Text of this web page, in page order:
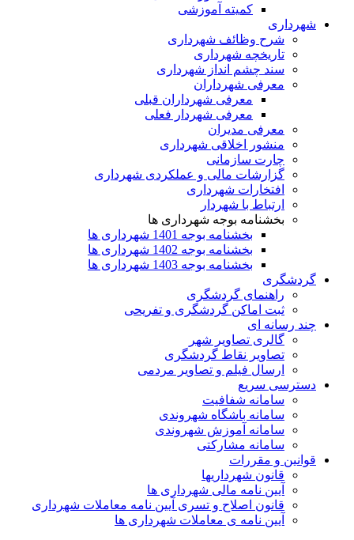
کمیته آموزشی
شهرداری
شرح وظائف شهرداری
تاریخچه شهرداری
سند چشم انداز شهرداری
معرفی شهرداران
معرفی شهرداران قبلی
معرفی شهردار فعلی
معرفی مدیران
منشور اخلاقی شهرداری
چارت سازمانی
گزارشات مالی و عملکردی شهرداری
افتخارات شهرداری
ارتباط با شهردار
بخشنامه بوجه شهرداری ها
بخشنامه بوجه 1401 شهرداری ها
بخشنامه بوجه 1402 شهرداری ها
بخشنامه بوجه 1403 شهرداری ها
گردشگری
راهنمای گردشگری
ثبت اماکن گردشگری و تفریحی
چند رسانه ای
گالری تصاویر شهر
تصاویر نقاط گردشگری
ارسال فیلم و تصاویر مردمی
دسترسی سریع
سامانه شفافیت
سامانه باشگاه شهروندی
سامانه آموزش شهروندی
سامانه مشارکتی
قوانین و مقررات
قانون شهرداریها
آیین نامه مالی شهرداری ها
قانون اصلاح و تسری آیین نامه معاملات شهرداری
آیین نامه ی معاملات شهرداری ها